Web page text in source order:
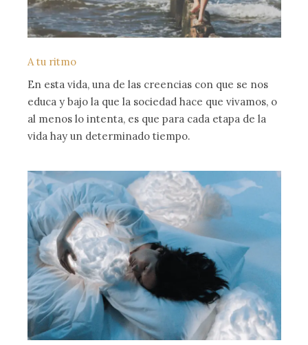
A tu ritmo
En esta vida, una de las creencias con que se nos
educa y bajo la que la sociedad hace que vivamos, o
al menos lo intenta, es que para cada etapa de la
vida hay un determinado tiempo.